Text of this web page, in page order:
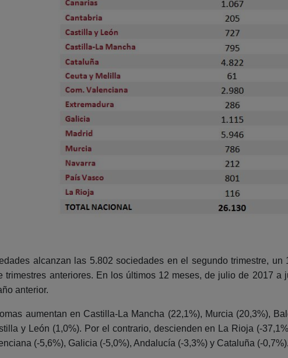
alcanzan las 5.802 sociedades en el segundo trimestre,
trimestres anteriores. En los últimos 12 meses, de julio de 2017
anterior.
aumentan en Castilla-La Mancha (22,1%), Murcia (20,3%),
y León (1,0%). Por el contrario, descienden en La Rioja (-
(-5,6%), Galicia (-5,0%), Andalucía (-3,3%) y Cataluña (-